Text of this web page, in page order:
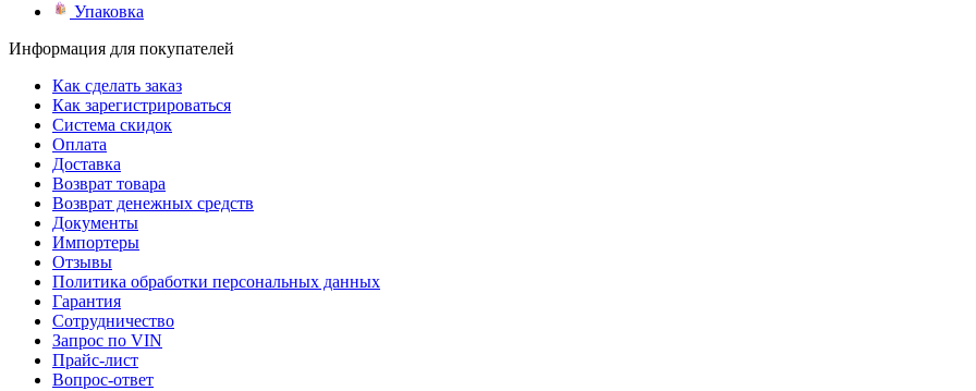
Упаковка
Информация для покупателей
Как сделать заказ
Как зарегистрироваться
Система скидок
Оплата
Доставка
Возврат товара
Возврат денежных средств
Документы
Импортеры
Отзывы
Политика обработки персональных данных
Гарантия
Сотрудничество
Запрос по VIN
Прайс-лист
Вопрос-ответ